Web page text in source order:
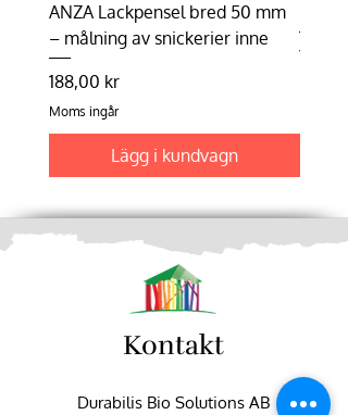
ANZA Lackpensel bred 50 mm
– målning av snickerier inne
Pris
188,00 kr
Moms ingår
Lägg i kundvagn
Pris
198,75
Kontakt
Durabilis Bio Solutions AB